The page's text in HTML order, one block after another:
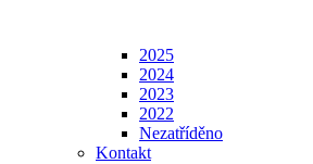
2025
2024
2023
2022
Nezatříděno
Kontakt